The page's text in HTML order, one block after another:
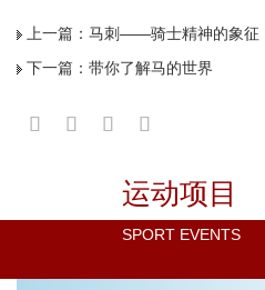
运动项目
SPORT EVENTS
上一篇： 马刺——骑士精神的象征
下一篇： 带你了解马的世界